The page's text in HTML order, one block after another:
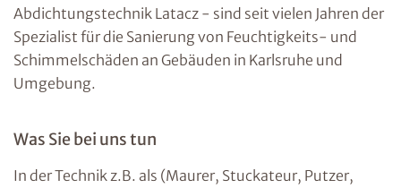
Abdichtungstechnik Latacz - sind seit vielen Jahren der
Spezialist für die Sanierung von Feuchtigkeits- und
Schimmelschäden an Gebäuden in Karlsruhe und
Umgebung.
Was Sie bei uns tun
In der Technik z.B. als (Maurer, Stuckateur, Putzer,